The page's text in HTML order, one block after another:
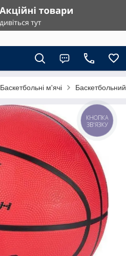
Баскетбольні м'ячі
КНОПКА
ЗВ'ЯЗКУ